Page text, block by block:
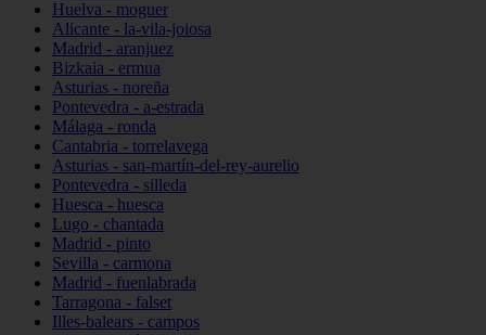
Huelva - moguer
Alicante - la-vila-joiosa
Madrid - aranjuez
Bizkaia - ermua
Asturias - noreña
Pontevedra - a-estrada
Málaga - ronda
Cantabria - torrelavega
Asturias - san-martín-del-rey-aurelio
Pontevedra - silleda
Huesca - huesca
Lugo - chantada
Madrid - pinto
Sevilla - carmona
Madrid - fuenlabrada
Tarragona - falset
Illes-balears - campos